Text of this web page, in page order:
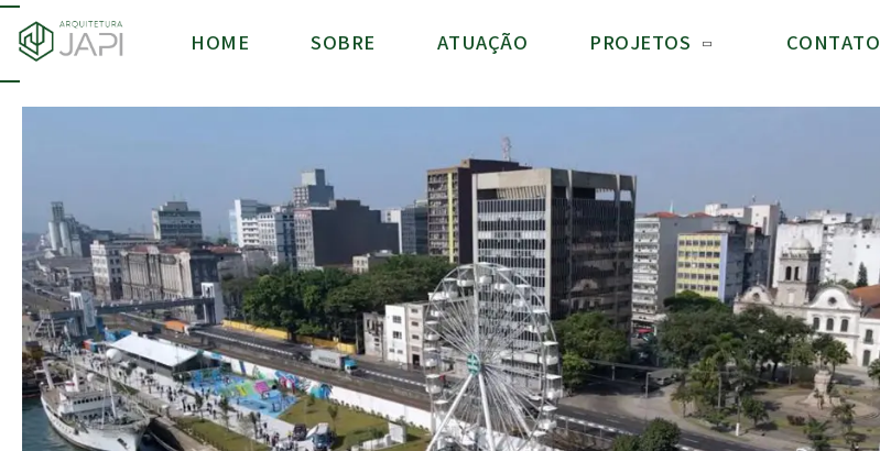
HOME SOBRE ATUAÇÃO PROJETOS CONTATO